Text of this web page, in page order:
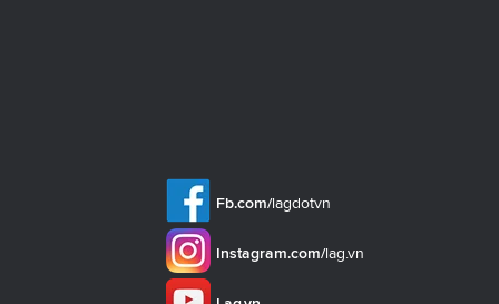
Fb.com/lagdotvn
Instagram.com/lag.vn